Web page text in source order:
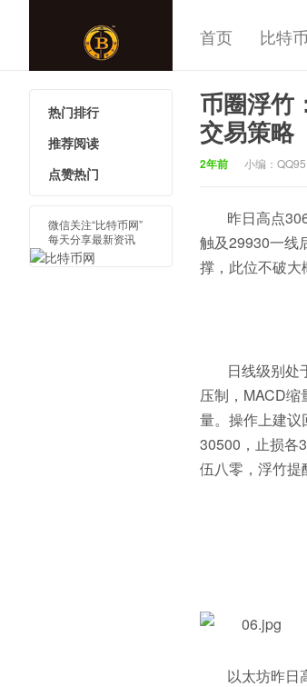
中国比特
首页 比特
币圈浮竹
交易策略
2年前 小编：
昨日高点
触及29930一线
撑，此位不破大
日线级别处
压制，MACD
量。操作上建
30500，止损各
伍八零，浮竹提
以太坊昨日
热门排行
推荐阅读
点赞热门
微信关注“比特币网”
每天分享最新资讯